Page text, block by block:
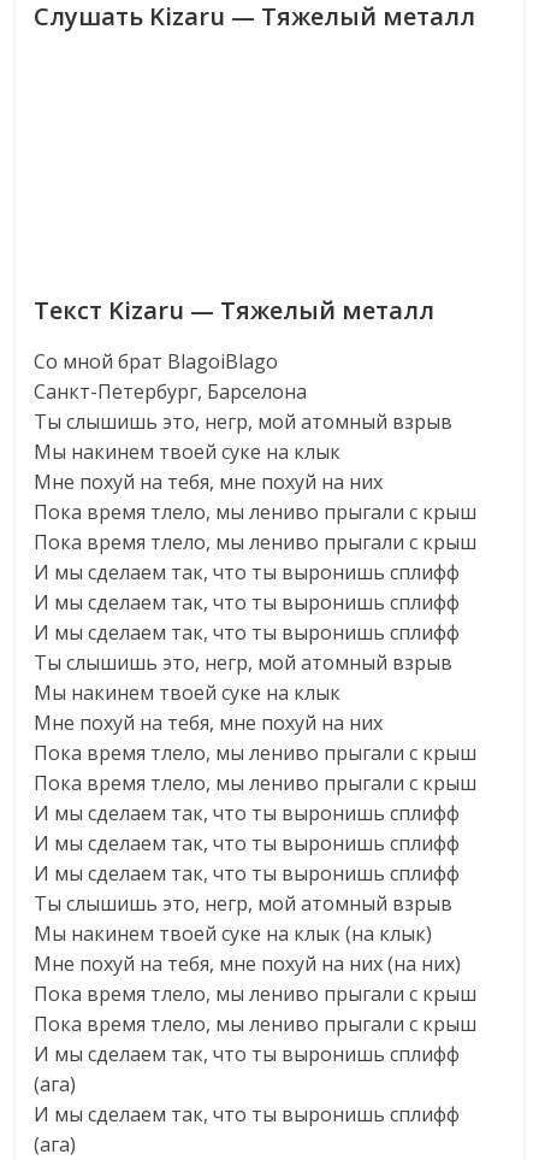
Слушать Kizaru — Тяжелый металл
Текст Kizaru — Тяжелый металл
Со мной брат BlagoiBlago
Санкт-Петербург, Барселона
Ты слышишь это, негр, мой атомный взрыв
Мы накинем твоей суке на клык
Мне похуй на тебя, мне похуй на них
Пока время тлело, мы лениво прыгали с крыш
Пока время тлело, мы лениво прыгали с крыш
И мы сделаем так, что ты выронишь сплифф
И мы сделаем так, что ты выронишь сплифф
И мы сделаем так, что ты выронишь сплифф
Ты слышишь это, негр, мой атомный взрыв
Мы накинем твоей суке на клык
Мне похуй на тебя, мне похуй на них
Пока время тлело, мы лениво прыгали с крыш
Пока время тлело, мы лениво прыгали с крыш
И мы сделаем так, что ты выронишь сплифф
И мы сделаем так, что ты выронишь сплифф
И мы сделаем так, что ты выронишь сплифф
Ты слышишь это, негр, мой атомный взрыв
Мы накинем твоей суке на клык (на клык)
Мне похуй на тебя, мне похуй на них (на них)
Пока время тлело, мы лениво прыгали с крыш
Пока время тлело, мы лениво прыгали с крыш
И мы сделаем так, что ты выронишь сплифф
(ага)
И мы сделаем так, что ты выронишь сплифф
(ага)